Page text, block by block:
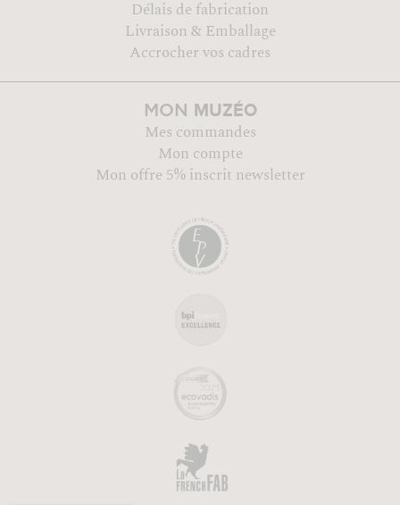
Délais de fabrication
Livraison & Emballage
Accrocher vos cadres
MON MUZÉO
Mes commandes
Mon compte
Mon offre 5% inscrit newsletter